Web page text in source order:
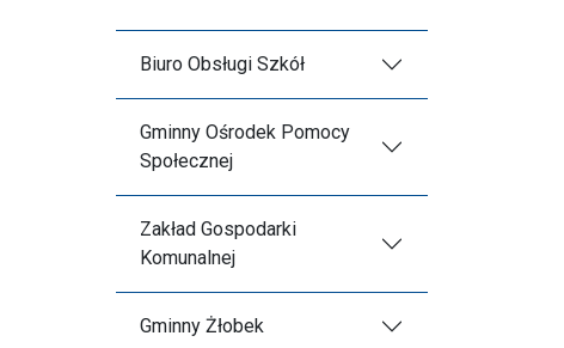
Biuro Obsługi Szkół
Gminny Ośrodek Pomocy
Społecznej
Zakład Gospodarki
Komunalnej
Gminny Żłobek